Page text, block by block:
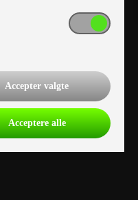
Accepter valgte
Acceptere alle